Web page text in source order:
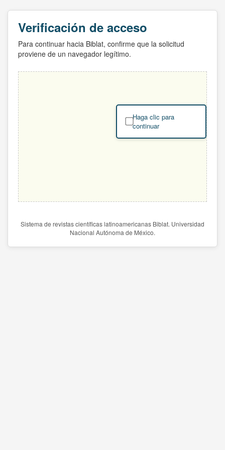
Verificación de acceso
Para continuar hacia Biblat, confirme que la solicitud
proviene de un navegador legítimo.
Haga clic para
continuar
Sistema de revistas científicas latinoamericanas Biblat. Universidad
Nacional Autónoma de México.